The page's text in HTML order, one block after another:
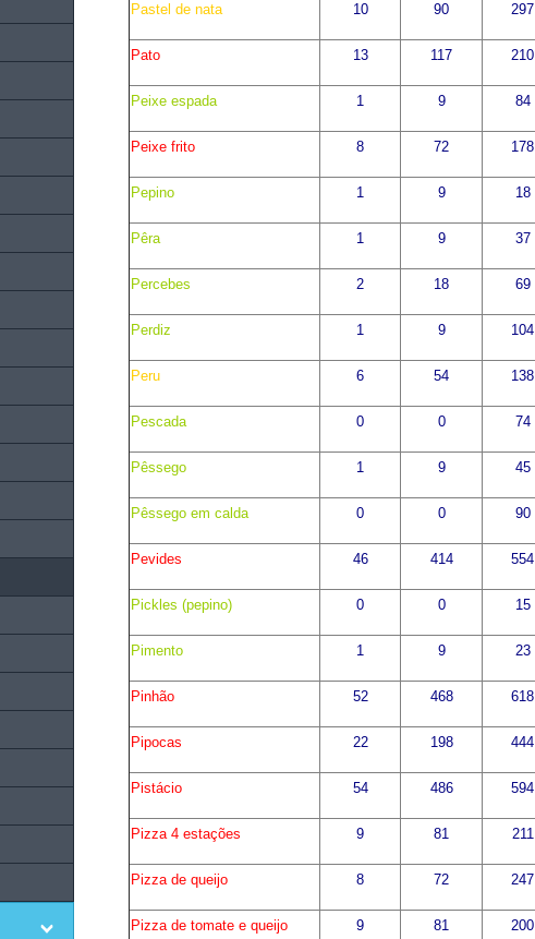
Pastel de nata 10 90 297
Pato 13 117 210
Peixe espada 1 9 84
Peixe frito 8 72 178
Pepino 1 9 18
Pêra 1 9 37
Percebes 2 18 69
Perdiz 1 9 104
Peru 6 54 138
Pescada 0 0 74
Pêssego 1 9 45
Pêssego em calda 0 0 90
Pevides 46 414 554
Pickles (pepino) 0 0 15
Pimento 1 9 23
Pinhão 52 468 618
Pipocas 22 198 444
Pistácio 54 486 594
Pizza 4 estações 9 81 211
Pizza de queijo 8 72 247
Pizza de tomate e queijo 9 81 200